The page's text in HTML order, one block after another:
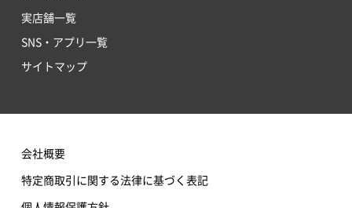
実店舗一覧
SNS・アプリ一覧
サイトマップ
会社概要
特定商取引に関する法律に基づく表記